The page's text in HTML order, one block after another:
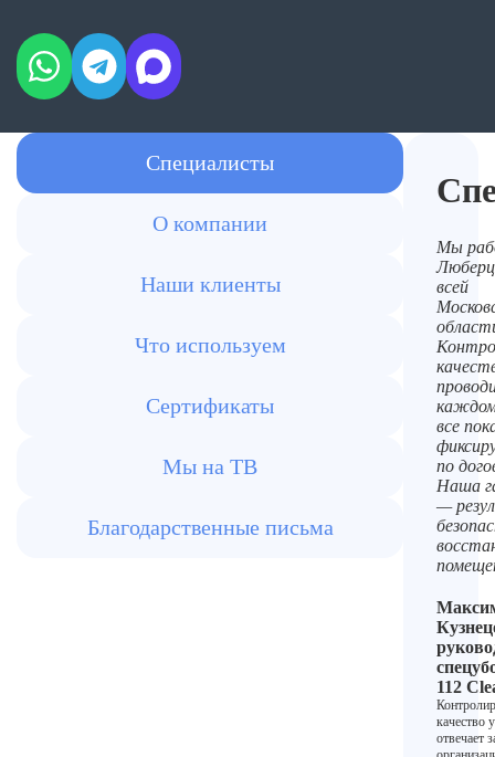
Специалисты
О компании
Наши клиенты
Что используем
Сертификаты
Мы на ТВ
Благодарственные письма
Мы
всей
все
по
Наша
—
112
качество
отвечает